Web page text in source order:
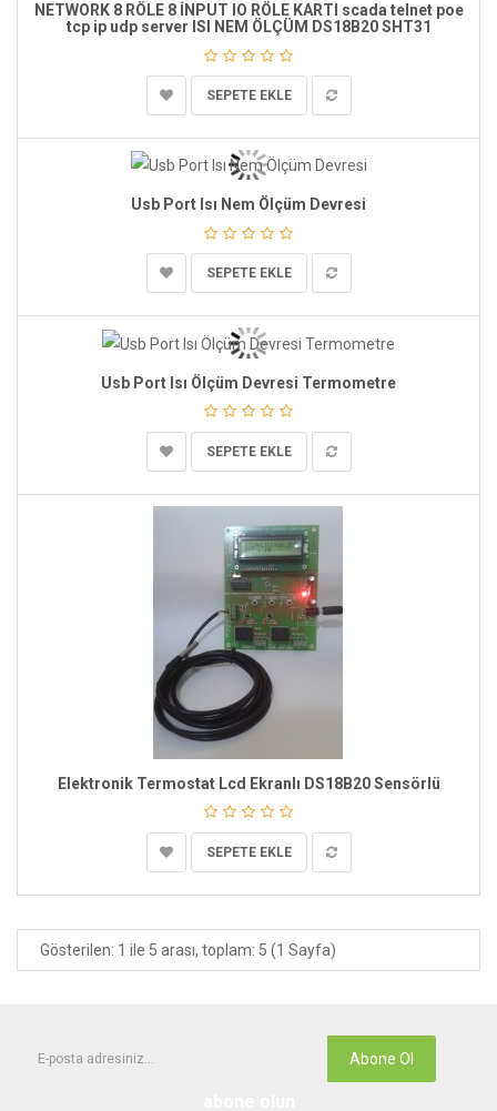
NETWORK 8 RÖLE 8 İNPUT IO RÖLE KARTI scada telnet poe
tcp ip udp server ISI NEM ÖLÇÜM DS18B20 SHT31
SEPETE EKLE
Usb Port Isı Nem Ölçüm Devresi
SEPETE EKLE
Usb Port Isı Ölçüm Devresi Termometre
SEPETE EKLE
Elektronik Termostat Lcd Ekranlı DS18B20 Sensörlü
SEPETE EKLE
Gösterilen: 1 ile 5 arası, toplam: 5 (1 Sayfa)
Abone Ol